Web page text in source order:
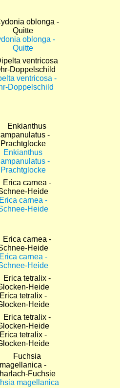
oblonga -
Quitte
ventricosa -
Doppelschild
Enkianthus
-
Prachtglocke
Erica carnea -
Heide
Erica carnea -
Heide
Erica tetralix -
Heide
Erica tetralix -
Heide
magellanica